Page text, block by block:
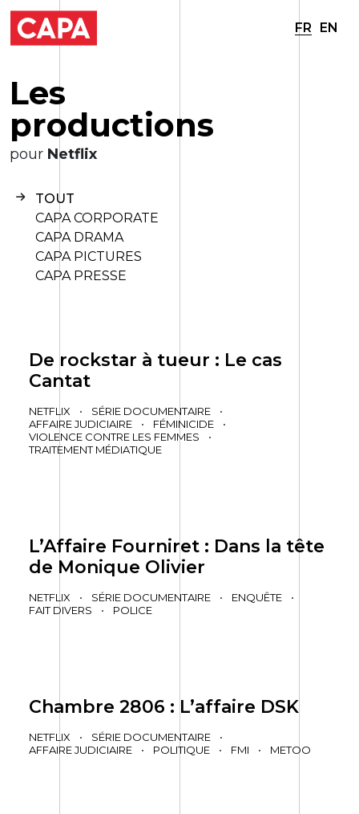
FR EN
Les
productions
pour Netflix
TOUT
CAPA CORPORATE
CAPA DRAMA
CAPA PICTURES
CAPA PRESSE
De rockstar à tueur : Le cas
Cantat
NETFLIX • SÉRIE DOCUMENTAIRE
•
AFFAIRE JUDICIAIRE
• FÉMINICIDE
•
VIOLENCE CONTRE LES FEMMES
•
TRAITEMENT MÉDIATIQUE
L’Affaire Fourniret : Dans la tête
de Monique Olivier
NETFLIX • SÉRIE DOCUMENTAIRE • ENQUÊTE
•
FAIT DIVERS
• POLICE
Chambre 2806 : L’affaire DSK
NETFLIX • SÉRIE DOCUMENTAIRE
•
AFFAIRE JUDICIAIRE
• POLITIQUE • FMI • METOO